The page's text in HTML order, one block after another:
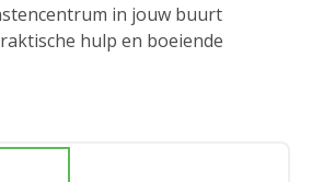
in jouw buurt
hulp en boeiende